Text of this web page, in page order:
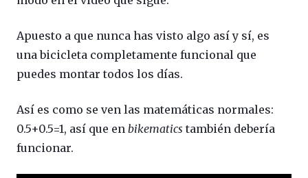
Apuesto a que nunca has visto algo así y sí, es
una bicicleta completamente funcional que
puedes montar todos los días.
Así es como se ven las matemáticas normales:
0.5+0.5=1, así que en bikematics también debería
funcionar.